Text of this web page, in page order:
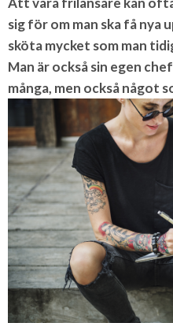
sig för om man ska få nya
sköta mycket som man
Man är också sin egen
många, men också något